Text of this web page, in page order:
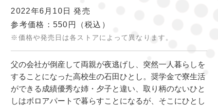
2022年6月10日 発売
参考価格：550円
（税込）
※価格や発売日は各ストアによって異なります。
父の会社が倒産して両親が夜逃げし、突然一人暮らしを
することになった高校生の石田ひとし。奨学金で寮生活
ができる成績優秀な姉・夕子と違い、取り柄のないひと
しはボロアパートで暮らすことになるが、そこにひとし